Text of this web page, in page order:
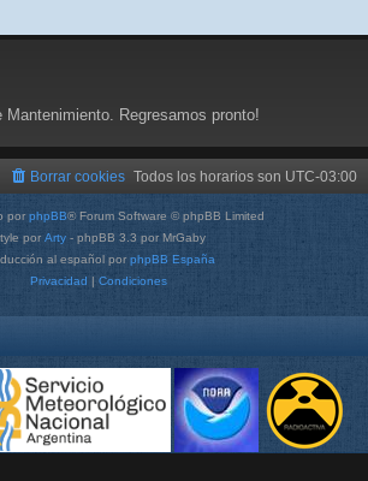
Regresamos pronto!
Todos los horarios son UTC-03:00
Borrar cookies
por phpBB® Forum Software © phpBB Limited
por Arty - phpBB 3.3 por MrGaby
al español por phpBB España
Privacidad | Condiciones